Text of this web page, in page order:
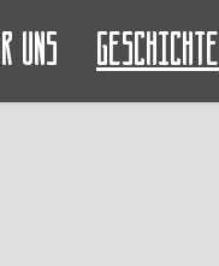
uns Geschichte